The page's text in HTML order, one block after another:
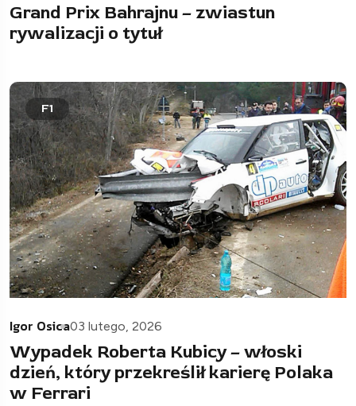
Grand Prix Bahrajnu – zwiastun
rywalizacji o tytuł
F1
Igor Osica03 lutego, 2026
Wypadek Roberta Kubicy – włoski
dzień, który przekreślił karierę Polaka
w Ferrari